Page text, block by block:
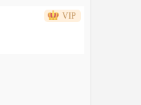
VIP